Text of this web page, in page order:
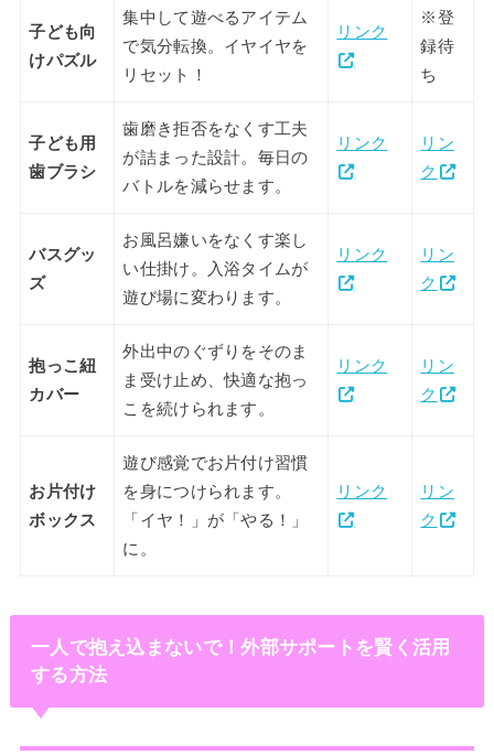
子ども向
けパズル
集中して遊べるアイテム
で気分転換。イヤイヤを
リセット！
リンク
※登
録待
ち
子ども用
歯ブラシ
歯磨き拒否をなくす工夫
が詰まった設計。毎日の
バトルを減らせます。
リンク
リン
ク
バスグッ
ズ
お風呂嫌いをなくす楽し
い仕掛け。入浴タイムが
遊び場に変わります。
リンク
リン
ク
抱っこ紐
カバー
外出中のぐずりをそのま
ま受け止め、快適な抱っ
こを続けられます。
リンク
リン
ク
お片付け
ボックス
遊び感覚でお片付け習慣
を身につけられます。
「イヤ！」が「やる！」
に。
リンク
リン
ク
一人で抱え込まないで！外部サポートを賢く活用
する方法